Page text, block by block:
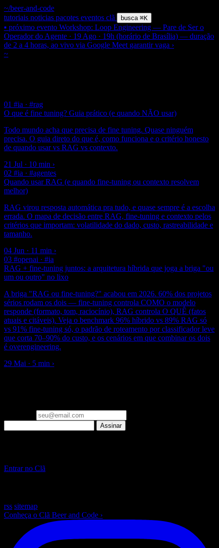
~/beer-and-code
tutoriais noticias pacotes eventos clã busca ⌘K
▪ próximo evento Workshop: Loop Engineering — Pare de Ser o
Operador do Agente · 19 Ago · 19h (horário de Brasília) — duração
de 2 a 4 horas, ao vivo via Google Meet garantir vaga ›
~
01 #ia · #rag
O que é fine tuning? Guia prático (e quando NÃO usar)
Todo mundo acha que precisa de fine tuning. Quase ninguém
precisa. O guia direto do que é, como funciona e o critério honesto
de quando usar vs RAG vs contexto.
21 Jul · 10 min ›
02 #ia · #agentes
Quando usar RAG (e quando fine-tuning ou contexto resolvem
melhor)
RAG virou resposta automática pra tudo, e quase sempre é a escolha
errada. O mapa de decisão entre RAG, fine-tuning e contexto pelos
critérios que importam: volatilidade do dado, custo, rastreabilidade e
tamanho.
04 Jun · 11 min ›
03 #openai · #ia
RAG + fine-tuning juntos: a arquitetura híbrida que joga a briga "ou
um ou outro" no lixo
A briga "RAG ou fine-tuning?" acabou em 2026. 60% dos projetos
sérios rodam os dois — fine-tuning controla COMO o modelo
responde (formato, tom, raciocínio), RAG controla O QUÊ (fatos
atuais e citáveis). Veja o benchmark 96% híbrido vs 89% RAG só
vs 91% fine-tuning só, o padrão de roteamento por classificador leve
que corta 70–90% do custo, e os cenários em que combinar os dois
é overengineering.
29 Mai · 5 min ›
Assinar
Entrar no Clã
rss sitemap
Conheça o Clã Beer and Code ›